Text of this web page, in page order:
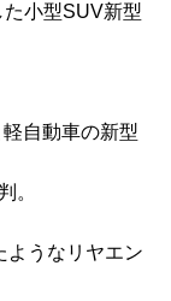
小型SUV新型
自動車の新型
。
ようなリヤエン